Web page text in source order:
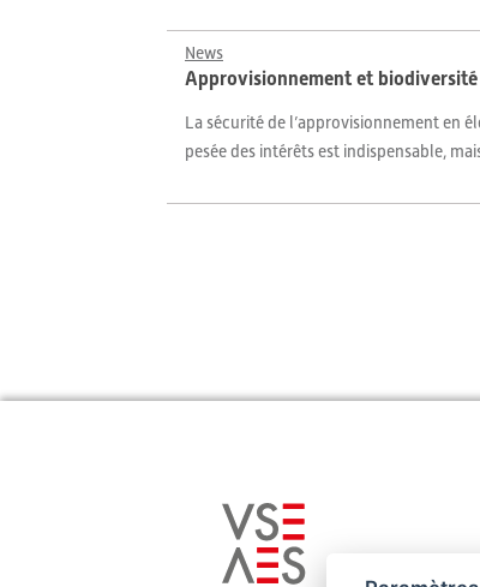
News
Approvisionnement et biodiversité
La sécurité de l’approvisionnement en
pesée des intérêts est indispensable,